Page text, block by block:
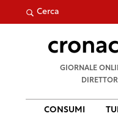
Cerca
GIORNALE
CONSUMI